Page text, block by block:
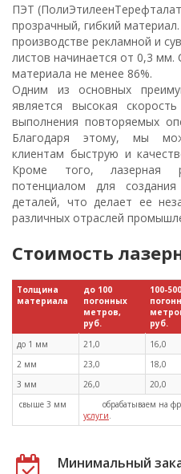
ПЭТ
прозрачный, гибкий
производстве рекламной и
листов начинается от 0,3 мм.
материала не менее 86%.
Одним из основных
является высокая
выполнения повторяемых
Благодаря этому, мы
клиентам быструю и
Кроме того, лазерная
потенциалом для
деталей, что делает ее
различных отраслей
Стоимость
Толщина
материала
до 100
погонных
метров,
руб.
100-500
руб.
до 1 мм 21,0 16,0
2 мм
23,0 18,0
3 мм
26,0 20,0
свыше 3 мм
обрабатываем на
услуги
Минимальный